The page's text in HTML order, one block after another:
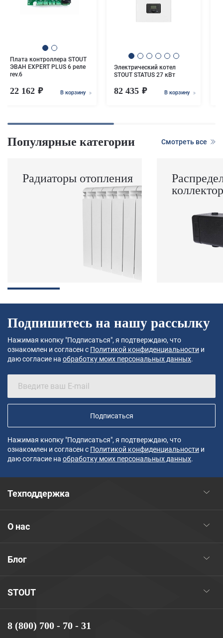
Плата контроллера STOUT
ЭВАН EXPERT PLUS 6 реле
rev.6
22 162 В корзину
Электрический котел
STOUT STATUS 27 кВт
82 435 В корзину
Популярные категории Смотреть все
Радиаторы отопления
Подпишитесь на нашу рассылку
Нажимая кнопку "Подписаться", я подтверждаю, что
ознакомлен и согласен с Политикой конфиденциальности и
даю согласие на обработку моих персональных данных.
Подписаться
Нажимая кнопку "Подписаться", я подтверждаю, что
ознакомлен и согласен с Политикой конфиденциальности и
даю согласие на обработку моих персональных данных.
8 (800) 700 - 70 - 31
STOUT
Блог
О нас
Техподдержка